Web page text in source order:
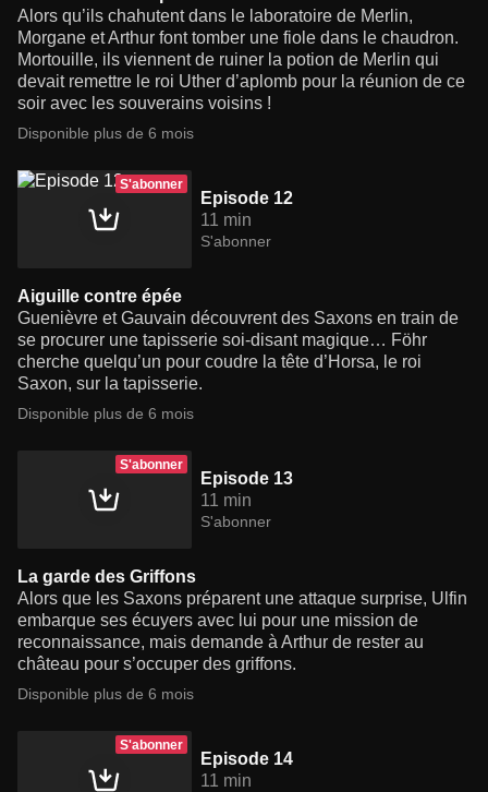
Alors qu’ils chahutent dans le laboratoire de Merlin,
Morgane et Arthur font tomber une fiole dans le chaudron.
Mortouille, ils viennent de ruiner la potion de Merlin qui
devait remettre le roi Uther d’aplomb pour la réunion de ce
soir avec les souverains voisins !
Disponible plus de 6 mois
S'abonner
Episode 12
11 min
S'abonner
Aiguille contre épée
Guenièvre et Gauvain découvrent des Saxons en train de
se procurer une tapisserie soi-disant magique… Föhr
cherche quelqu’un pour coudre la tête d’Horsa, le roi
Saxon, sur la tapisserie.
Disponible plus de 6 mois
S'abonner
Episode 13
11 min
S'abonner
La garde des Griffons
Alors que les Saxons préparent une attaque surprise, Ulfin
embarque ses écuyers avec lui pour une mission de
reconnaissance, mais demande à Arthur de rester au
château pour s’occuper des griffons.
Disponible plus de 6 mois
S'abonner
Episode 14
11 min